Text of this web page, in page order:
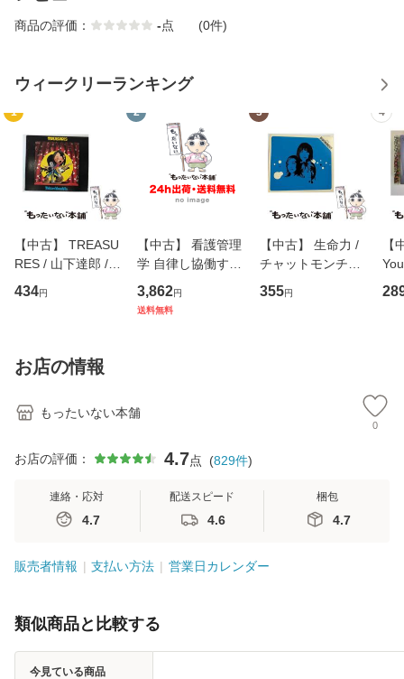
商品の評価： -点 (0件)
ウィークリーランキング
1
【中古】 TREASU
RES / 山下達郎 /
イーストウエス
ト・ジャパン [CD]
434円
2
【中古】 看護管理
学 自律し協働する
専門職の看護マネ
ジメントスキル 改
3,862円
送料無料
3
【中古】 生命力 /
チャットモンチー /
キューンレコード
[CD]【メール便送
355円
4
【
のが
お店の情報
もったいない本舗
0
お店の評価： 4.7点 (829件)
連絡・応対
4.7
配送スピード
4.6
梱包
4.7
販売者情報 支払い方法 営業日カレンダー
類似商品と比較する
今見ている商品